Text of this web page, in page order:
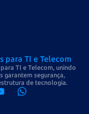
para TI e Telecom
TI e Telecom, unindo
garantem segurança,
de tecnologia.